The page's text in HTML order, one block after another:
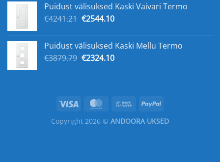
€4319.78.€2591.24.
Puidust välisuksed Kaski Vaivari Termo
€4241.21 Algne
€4241.21.
€2544.10Praegune
€2544.10.
Puidust välisuksed Kaski Mellu Termo
€3879.79 Algne
€2324.10Praegune
Copyright 2026 © ANDOORA UKSED